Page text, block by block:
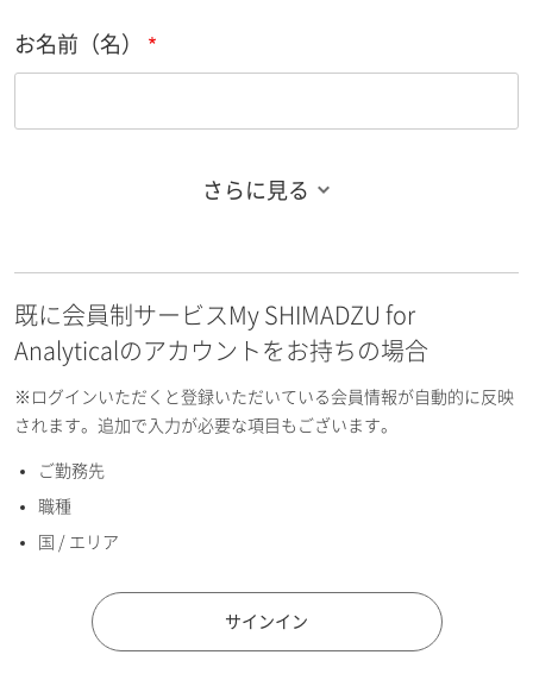
お名前（名）
お名前フリガナ（名）
E-mailアドレス（半角英数）
国 / エリア
さらに見る
既に会員制サービスMy SHIMADZU for
Analyticalのアカウントをお持ちの場合
※ログインいただくと登録いただいている会員情報が自動的に反映
されます。追加で入力が必要な項目もございます。
ご勤務先
職種
国 / エリア
サインイン